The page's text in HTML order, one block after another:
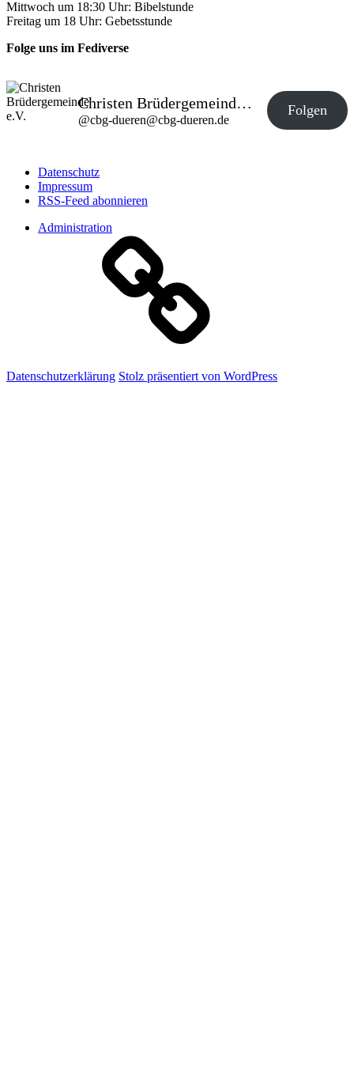
Mittwoch um 18:30 Uhr: Bibelstunde
Freitag um 18 Uhr: Gebetsstunde
Folge uns im Fediverse
Christen Brüdergemeinde e.V.
@cbg-dueren@cbg-dueren.de
Folgen
Datenschutz
Impressum
RSS-Feed abonnieren
Administration
Datenschutzerklärung Stolz präsentiert von WordPress